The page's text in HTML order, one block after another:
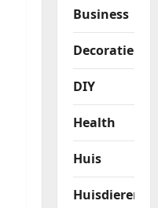
Business
Decoratie
DIY
Health
Huis
Huisdieren